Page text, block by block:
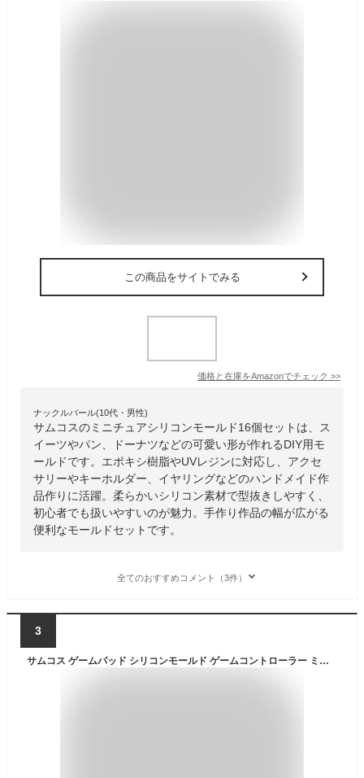
この商品をサイトでみる
価格と在庫をAmazonでチェック >>
ナックルバール(10代・男性)
サムコスのミニチュアシリコンモールド16個セットは、ス
イーツやパン、ドーナツなどの可愛い形が作れるDIY用モ
ールドです。エポキシ樹脂やUVレジンに対応し、アクセ
サリーやキーホルダー、イヤリングなどのハンドメイド作
品作りに活躍。柔らかいシリコン素材で型抜きしやすく、
初心者でも扱いやすいのが魅力。手作り作品の幅が広がる
便利なモールドセットです。
全てのおすすめコメント（3件）
3
サムコス ゲームパッド シリコンモールド ゲームコントローラー ミニ レジン 鏡面仕上げ uvレジン 型 手作り キーホルダー チャーム 抜き型 (D)